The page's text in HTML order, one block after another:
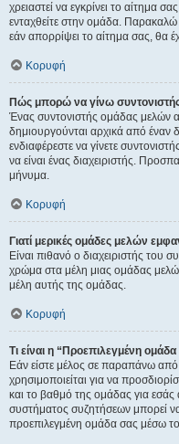
χρειαστεί να εγκρίνει το αίτημα
ενταχθείτε στην ομάδα.
εάν απορρίψει το αίτημα σας, θα
Κορυφή
Πώς μπορώ να γίνω
Ένας συντονιστής ομάδας μελών
δημιουργούνται αρχικά από έναν
ενδιαφέρεστε να γίνετε
να είναι ένας διαχειριστής.
μήνυμα.
Κορυφή
Γιατί μερικές ομάδες μελών
Είναι πιθανό ο διαχειριστής του
χρώμα στα μέλη μιας ομάδας
μέλη αυτής της ομάδας.
Κορυφή
Τι είναι η “Προεπιλεγμένη
Εάν είστε μέλος σε παραπάνω
χρησιμοποιείται για να
και το βαθμό της ομάδας για εσάς
συστήματος συζητήσεων μπορεί
προεπιλεγμένη ομάδα σας μέσω